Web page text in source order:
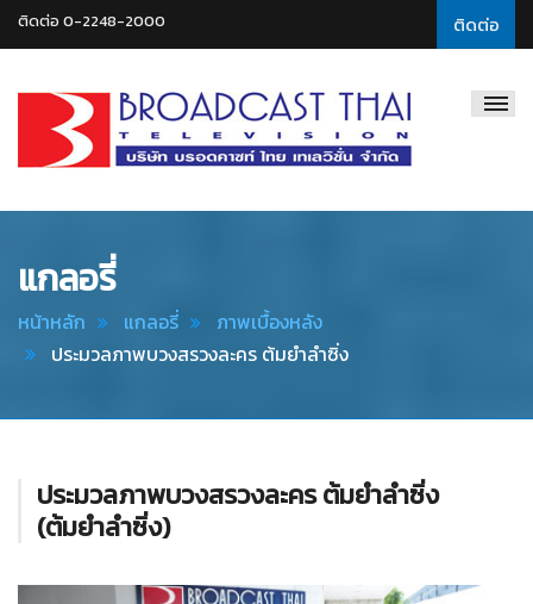
ติดต่อ
ติดต่อ 0-2248-2000
Thai
แกลอรี่
หน้าหลัก แกลอรี่
ภาพเบื้องหลัง
ประมวลภาพบวงสรวงละคร ต้มยำลำซิ่ง
ประมวลภาพบวงสรวงละคร ต้มยำลำซิ่ง
(ต้มยำลำซิ่ง)